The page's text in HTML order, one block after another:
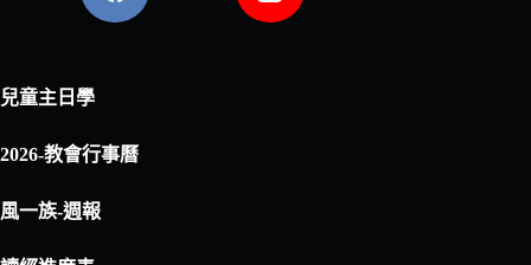
兒童主日學
2026-教會行事曆
風一族-週報